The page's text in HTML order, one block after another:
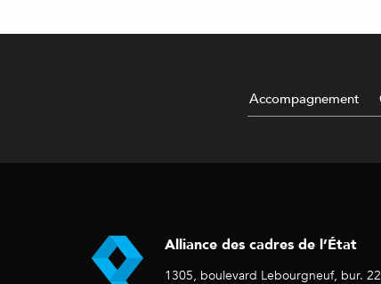
Accompagnement
Alliance des cadres de l’État
1305, boulevard Lebourgneuf, bur.